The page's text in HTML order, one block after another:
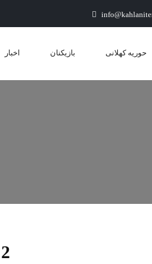
حوریه کهلانی بازیکنان اخبار